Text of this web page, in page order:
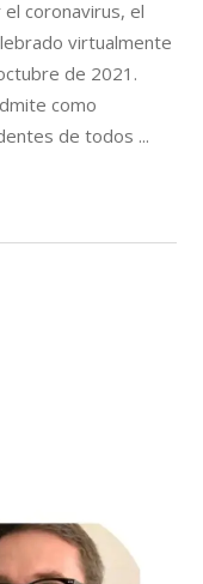
coronavirus, el
virtualmente
de 2021.
como
de todos